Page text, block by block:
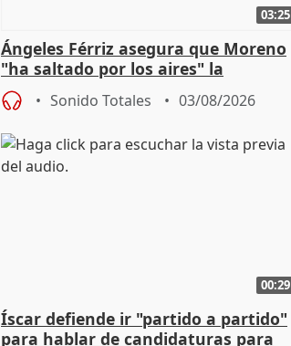
03:25
Ángeles Férriz asegura que Moreno
"ha saltado por los aires" la
negociación tras acuerdo con SMA
Sonido Totales 03/08/2026
00:29
Íscar defiende ir "partido a partido"
para hablar de candidaturas para